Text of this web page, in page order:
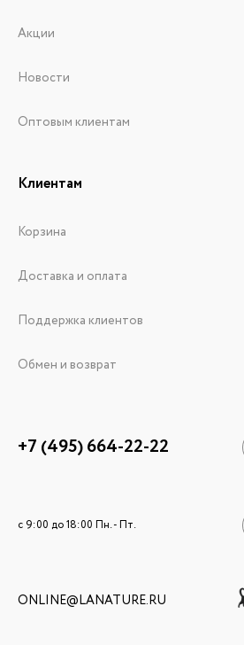
Акции
Новости
Оптовым клиентам
Клиентам
Корзина
Доставка и оплата
Поддержка клиентов
Обмен и возврат
+7 (495) 664-22-22
c 9:00 до 18:00 Пн. - Пт.
ONLINE@LANATURE.RU